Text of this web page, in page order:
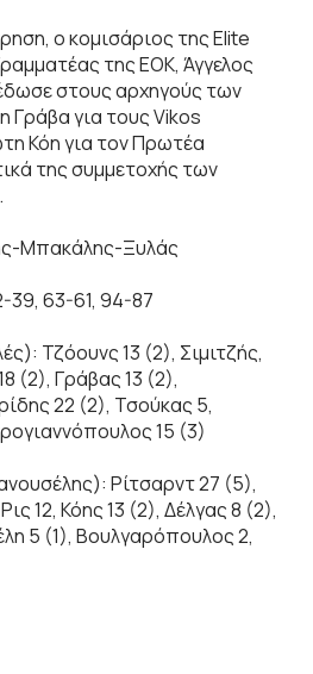
ο κομισάριος της Elite
της ΕΟΚ, Άγγελος
στους αρχηγούς των
για τους Vikos
Κόη για τον Πρωτέα
της συμμετοχής των
Μπακάλης-Ξυλάς
39, 63-61, 94-87
Τζόουνς 13 (2), Σιμιτζής,
(2), Γράβας 13 (2),
22 (2), Τσούκας 5,
15 (3)
Ρίτσαρντ 27 (5),
12, Κόης 13 (2), Δέλγας 8 (2),
5 (1), Βουλγαρόπουλος 2,